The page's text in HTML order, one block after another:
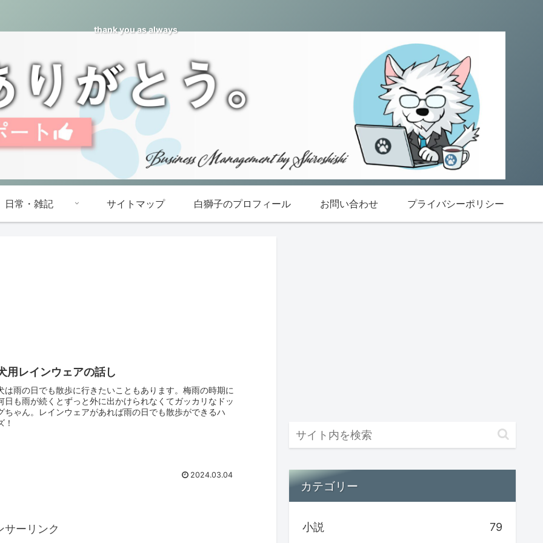
thank you as always
日常・雑記 サイトマップ 白獅子のプロフィール お問い合わせ プライバシーポリシー
用レインウェアの話し
は雨の日でも散歩に行きたいこともあります。梅雨の時期に
日も雨が続くとずっと外に出かけられなくてガッカリなドッ
ちゃん。レインウェアがあれば雨の日でも散歩ができるハ
！
2024.03.04
サーリンク
カテゴリー
小説 79